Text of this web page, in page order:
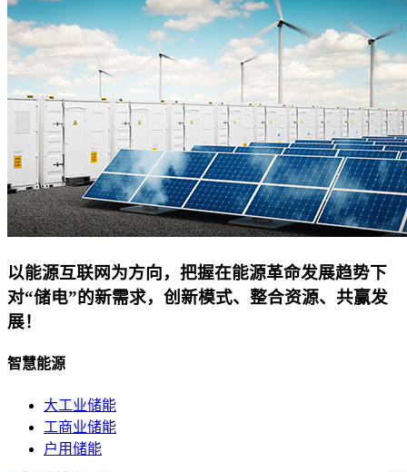
以能源互联网为方向，把握在能源革命发展趋势下
对“储电”的新需求，创新模式、整合资源、共赢发
展！
智慧能源
大工业储能
工商业储能
户用储能